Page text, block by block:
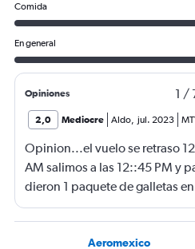
Comida
En general
Opiniones 1 /
2,0 Mediocre Aldo, jul. 2023
Opinion...el vuelo se retraso
AM salimos a las 12::45 PM y
dieron 1 paquete de galletas
PEOR EXPERIENCIA QUE E
TENIA MUY EN ALTO QUE
Aeromexico